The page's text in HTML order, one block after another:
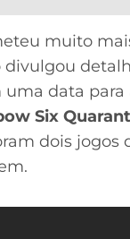
muito
divulgou
data para
Six
dois jogos